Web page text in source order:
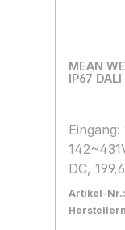
MEAN
IP67 DALI
Eingang:
DC,
+90°C
Artikel-Nr.: